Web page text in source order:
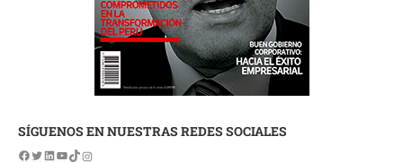
SÍGUENOS EN NUESTRAS REDES SOCIALES